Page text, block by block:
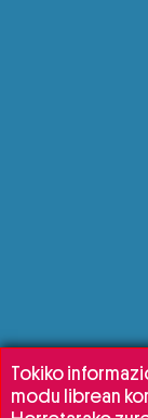
Tokiko
modu librean